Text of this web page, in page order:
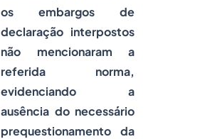
os embargos de
declaração interpostos
não mencionaram a
referida norma,
evidenciando a
ausência do necessário
prequestionamento da